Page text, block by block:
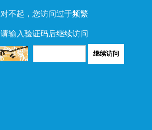
对不起，您访问过于频繁
请输入验证码后继续访问
继续访问